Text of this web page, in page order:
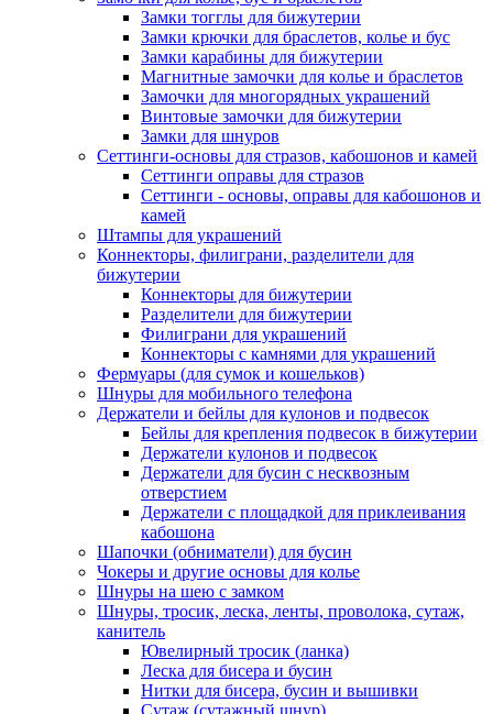
Замки тогглы для бижутерии
Замки крючки для браслетов, колье и бус
Замки карабины для бижутерии
Магнитные замочки для колье и браслетов
Замочки для многорядных украшений
Винтовые замочки для бижутерии
Замки для шнуров
Сеттинги-основы для стразов, кабошонов и камей
Сеттинги оправы для стразов
Сеттинги - основы, оправы для кабошонов и
камей
Штампы для украшений
Коннекторы, филиграни, разделители для
бижутерии
Коннекторы для бижутерии
Разделители для бижутерии
Филиграни для украшений
Коннекторы с камнями для украшений
Фермуары (для сумок и кошельков)
Шнуры для мобильного телефона
Держатели и бейлы для кулонов и подвесок
Бейлы для крепления подвесок в бижутерии
Держатели кулонов и подвесок
Держатели для бусин с несквозным
отверстием
Держатели с площадкой для приклеивания
кабошона
Шапочки (обниматели) для бусин
Чокеры и другие основы для колье
Шнуры на шею с замком
Шнуры, тросик, леска, ленты, проволока, сутаж,
канитель
Ювелирный тросик (ланка)
Леска для бисера и бусин
Нитки для бисера, бусин и вышивки